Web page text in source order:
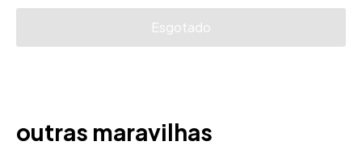
outras maravilhas